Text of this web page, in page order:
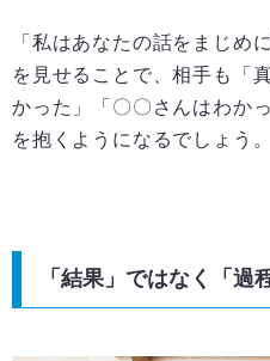
「私はあなたの話をまじめ
を見せることで、相手も「
かった」「〇〇さんはわか
を抱くようになるでしょう。
「結果」ではなく「過